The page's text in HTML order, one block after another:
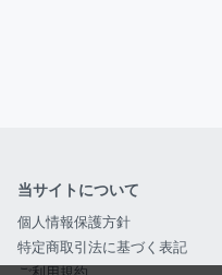
当サイトについて
個人情報保護方針
特定商取引法に基づく表記